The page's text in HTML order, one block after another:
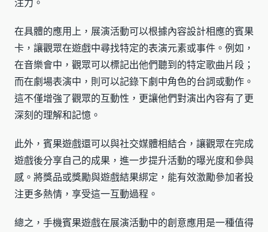
在具體的應用上，展演活動可以根據內容設計相應的賓果
卡，讓觀眾在遊戲中尋找特定的表演元素或事件。例如，
在音樂會中，觀眾可以標記出他們聽到的特定歌曲片段；
而在劇場表演中，則可以記錄下劇中角色的台詞或動作。
這不僅增強了觀眾的互動性，更讓他們對演出內容有了更
深刻的理解和記憶。
此外，賓果遊戲還可以與社交媒體相結合，讓觀眾在完成
遊戲後分享自己的成果，進一步提升活動的曝光度和參與
感。將獎品或獎勵與遊戲結果綁定，能有效激勵參加者投
注更多熱情，享受這一互動過程。
總之，手機賓果遊戲在展演活動中的創意應用是一種值得